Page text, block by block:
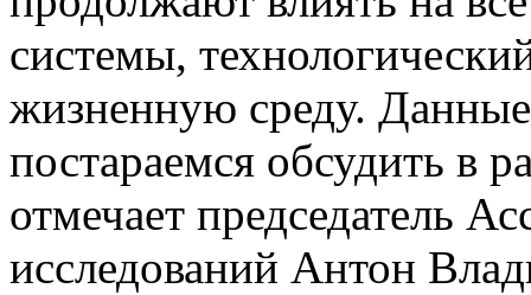
системы,
жизненную среду.
постараемся обсудить в
отмечает председатель
исследований Антон